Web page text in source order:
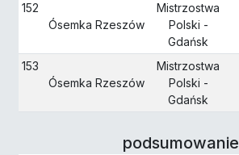
152
Ósemka Rzeszów
Mistrzostwa
Polski -
Gdańsk
153
Ósemka Rzeszów
Mistrzostwa
Polski -
Gdańsk
podsumowanie